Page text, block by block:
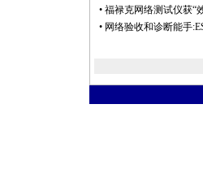
• 福禄克网络测试仪获“
• 网络验收和诊断能手